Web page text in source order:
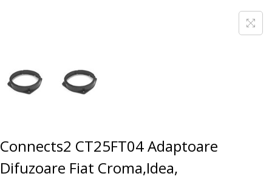
Connects2 CT25FT04 Adaptoare
Difuzoare Fiat Croma,Idea,